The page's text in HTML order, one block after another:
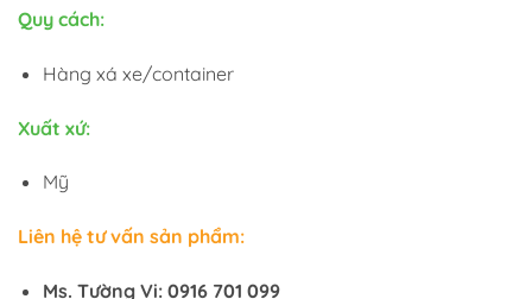
Quy cách:
Hàng xá xe/container
Xuất xứ:
Mỹ
Liên hệ tư vấn sản phẩm:
Ms. Tường Vi: 0916 701 099